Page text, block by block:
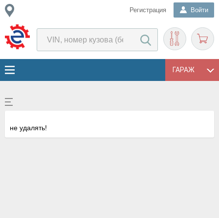
Регистрация Войти
ГАРАЖ
не удалять!